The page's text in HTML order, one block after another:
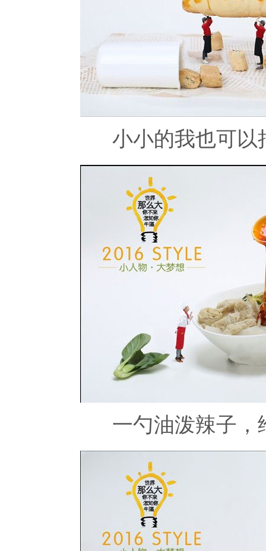
小小的我也可以
一勺油泼辣子，